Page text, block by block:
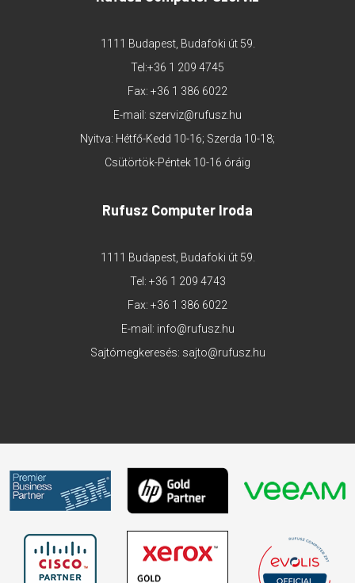
1111 Budapest, Budafoki út 59.
Tel:+36 1 209 4745
Fax: +36 1 386 6022
E-mail: szerviz@rufusz.hu
Nyitva: Hétfő-Kedd 10-16; Szerda 10-18;
Csütörtök-Péntek 10-16 óráig
Rufusz Computer Iroda
1111 Budapest, Budafoki út 59.
Tel: +36 1 209 4743
Fax: +36 1 386 6022
E-mail: info@rufusz.hu
Sajtómegkeresés: sajto@rufusz.hu